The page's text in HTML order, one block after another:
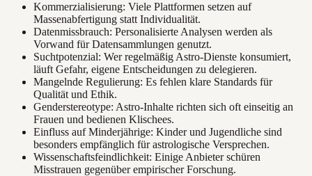
Kommerzialisierung: Viele Plattformen setzen auf
Massenabfertigung statt Individualität.
Datenmissbrauch: Personalisierte Analysen werden als
Vorwand für Datensammlungen genutzt.
Suchtpotenzial: Wer regelmäßig Astro-Dienste konsumiert,
läuft Gefahr, eigene Entscheidungen zu delegieren.
Mangelnde Regulierung: Es fehlen klare Standards für
Qualität und Ethik.
Genderstereotype: Astro-Inhalte richten sich oft einseitig an
Frauen und bedienen Klischees.
Einfluss auf Minderjährige: Kinder und Jugendliche sind
besonders empfänglich für astrologische Versprechen.
Wissenschaftsfeindlichkeit: Einige Anbieter schüren
Misstrauen gegenüber empirischer Forschung.